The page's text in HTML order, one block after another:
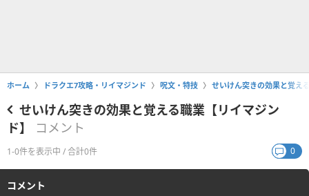
ホーム ドラクエ7攻略・リイマジンド 呪文・特技 せいけん突きの効果と覚え
せいけん突きの効果と覚える職業【リイマジン
ド】
コメント
1-0件を表示中 / 合計0件 0
コメント